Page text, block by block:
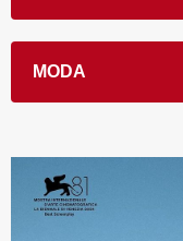
MODA